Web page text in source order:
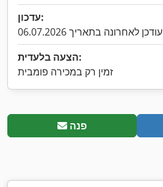
עדכון:
עודכן לאחרונה בתאריך 06.07.2026
הצעה בלעדית:
זמין רק במכירה פומבית
פנה